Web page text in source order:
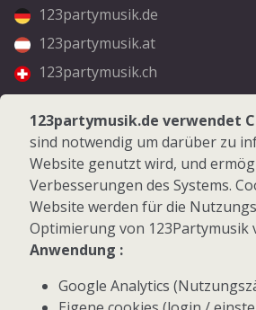
123partymusik.de
123partymusik.at
123partymusik.ch
Folgen Sie uns
Facebook
Instagram
© 2026 123Partymusik.de - Alle
123partymusik.de verwendet
sind notwendig um darüber zu
Website genutzt wird, und
Verbesserungen des Systems.
Website werden für die
Optimierung von 123Partymusik
Anwendung :
Google Analytics